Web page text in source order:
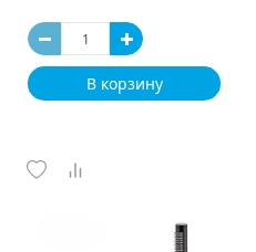
В корзину